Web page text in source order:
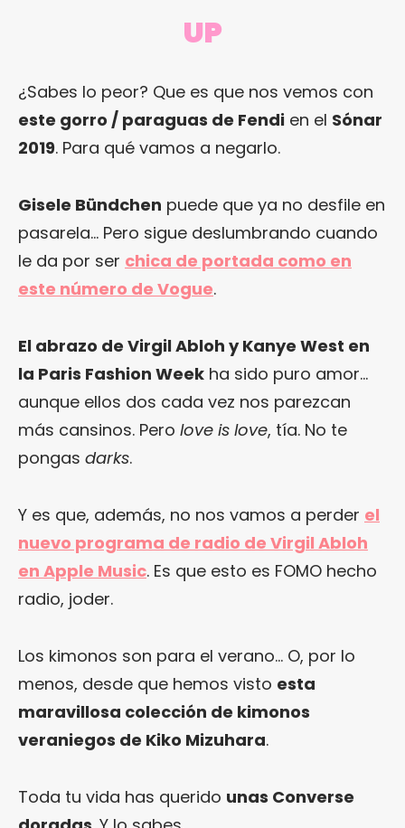
UP
¿Sabes lo peor? Que es que nos vemos con
este gorro / paraguas de Fendi en el Sónar
2019. Para qué vamos a negarlo.
Gisele Bündchen puede que ya no desfile en
pasarela… Pero sigue deslumbrando cuando
le da por ser chica de portada como en
este número de Vogue.
El abrazo de Virgil Abloh y Kanye West en
la Paris Fashion Week ha sido puro amor…
aunque ellos dos cada vez nos parezcan
más cansinos. Pero love is love, tía. No te
pongas darks.
Y es que, además, no nos vamos a perder el
nuevo programa de radio de Virgil Abloh
en Apple Music. Es que esto es FOMO hecho
radio, joder.
Los kimonos son para el verano… O, por lo
menos, desde que hemos visto esta
maravillosa colección de kimonos
veraniegos de Kiko Mizuhara.
Toda tu vida has querido unas Converse